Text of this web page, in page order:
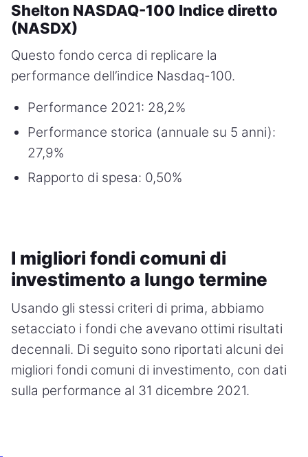
Shelton NASDAQ-100 Indice diretto
(NASDX)
Questo fondo cerca di replicare la
performance dell’indice Nasdaq-100.
Performance 2021: 28,2%
Performance storica (annuale su 5 anni):
27,9%
Rapporto di spesa: 0,50%
I migliori fondi comuni di
investimento a lungo termine
Usando gli stessi criteri di prima, abbiamo
setacciato i fondi che avevano ottimi risultati
decennali. Di seguito sono riportati alcuni dei
migliori fondi comuni di investimento, con dati
sulla performance al 31 dicembre 2021.